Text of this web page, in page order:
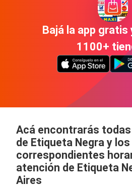
Bajá la app gratis
1100+
Acá encontrarás
de Etiqueta Negra y los
correspondientes
atención de Etiqueta
Aires